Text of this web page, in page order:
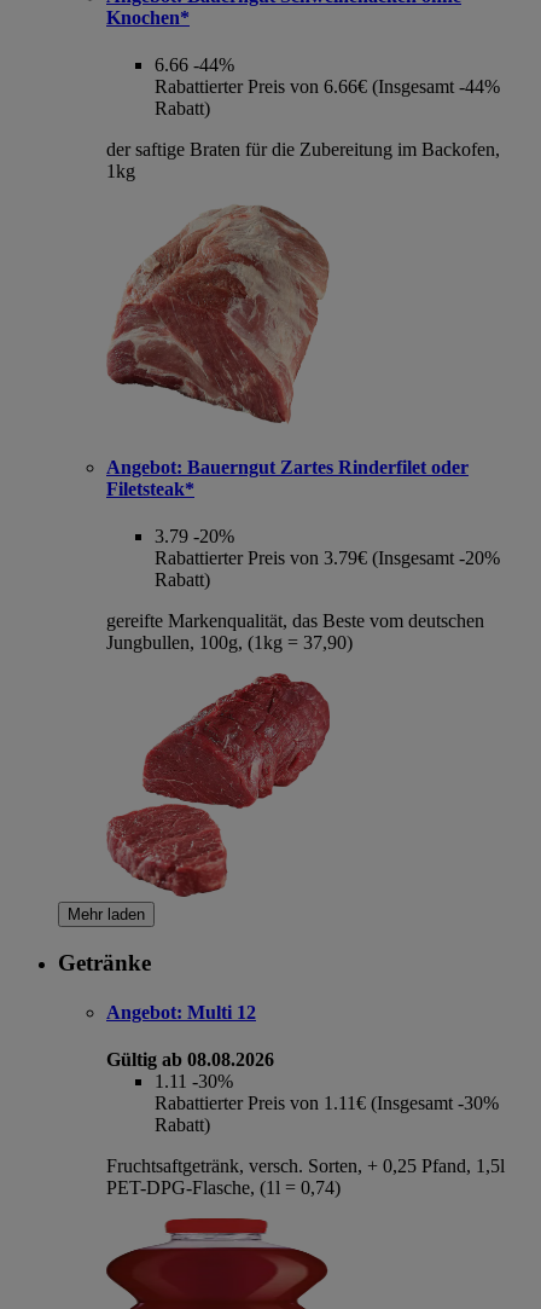
Knochen*
6.66 -44%
Rabattierter Preis von 6.66€ (Insgesamt -44%
Rabatt)
der saftige Braten für die Zubereitung im Backofen,
1kg
Angebot: Bauerngut Zartes Rinderfilet oder
Filetsteak*
3.79 -20%
Rabattierter Preis von 3.79€ (Insgesamt -20%
Rabatt)
gereifte Markenqualität, das Beste vom deutschen
Jungbullen, 100g, (1kg = 37,90)
Mehr laden
Getränke
Angebot: Multi 12
Gültig ab 08.08.2026
1.11 -30%
Rabattierter Preis von 1.11€ (Insgesamt -30%
Rabatt)
Fruchtsaftgetränk, versch. Sorten, + 0,25 Pfand, 1,5l
PET-DPG-Flasche, (1l = 0,74)